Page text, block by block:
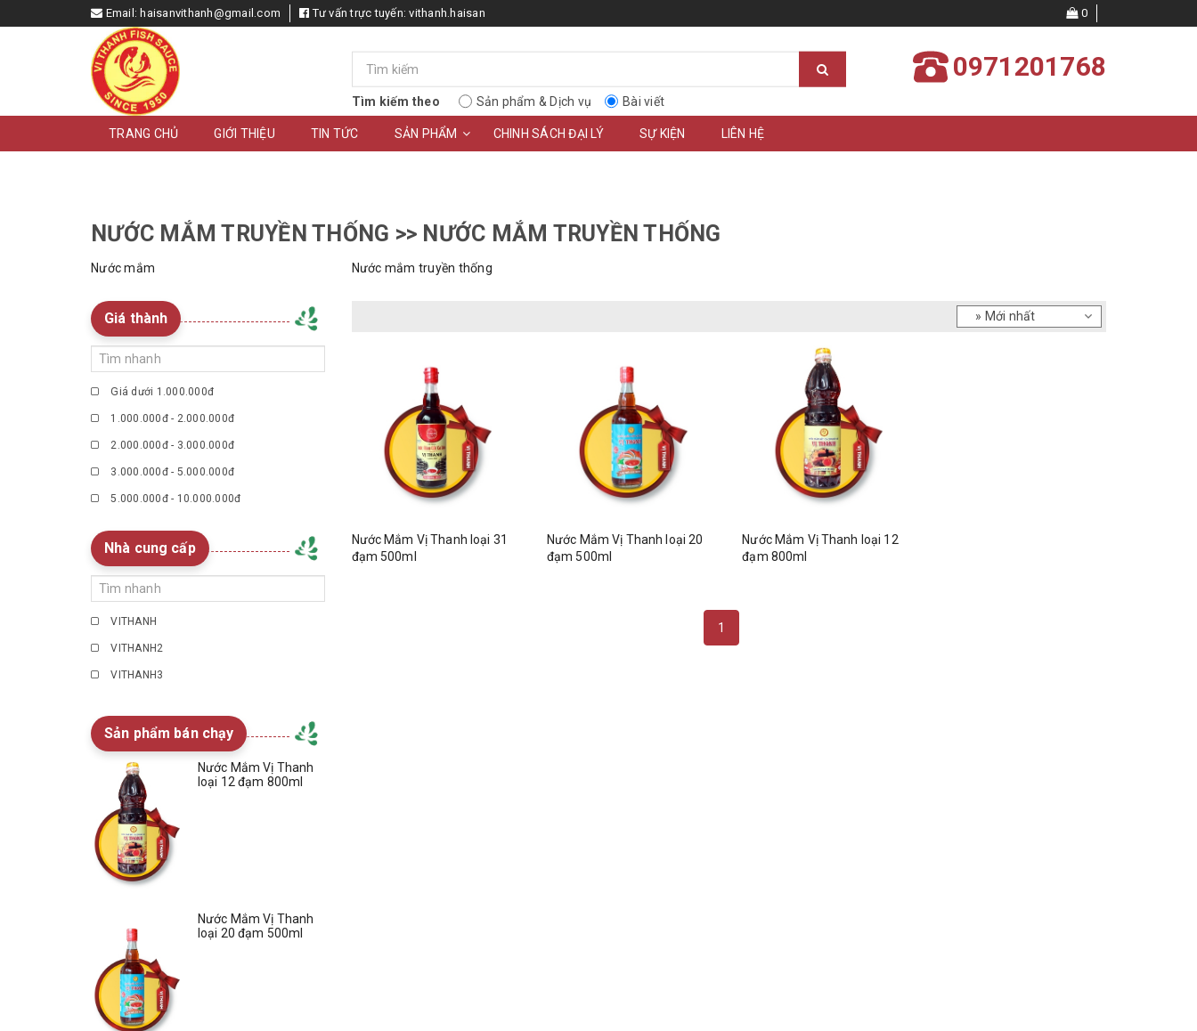
Email: haisanvithanh@gmail.com Tư vấn trực tuyến:vithanh.haisan 0
Tìm kiếm theo Sản phẩm & Dịch vụ Bài viết
0971201768
TRANG CHỦ GIỚI THIỆU TIN TỨC SẢN PHẨM CHINH SÁCH ĐẠI LÝ SỰ KIỆN LIÊN HỆ
NƯỚC MẮM TRUYỀN THỐNG >> NƯỚC MẮM TRUYỀN THỐNG
Nước mắm Nước mắm truyền thống
Nước Mắm Vị Thanh loại 31
đạm 500ml
Nước Mắm Vị Thanh loại 20
đạm 500ml
Nước Mắm Vị Thanh loại 12
đạm 800ml
1
Giá thành
Giá dưới 1.000.000đ
1.000.000đ - 2.000.000đ
2.000.000đ - 3.000.000đ
3.000.000đ - 5.000.000đ
5.000.000đ - 10.000.000đ
Nhà cung cấp
VITHANH
VITHANH2
VITHANH3
Sản phẩm bán chạy
Nước Mắm Vị Thanh
loại 12 đạm 800ml
Nước Mắm Vị Thanh
loại 20 đạm 500ml